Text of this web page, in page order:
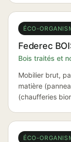
ÉCO-
Federec
Bois traités et
Mobilier brut,
matière
(chaufferies
ÉCO-